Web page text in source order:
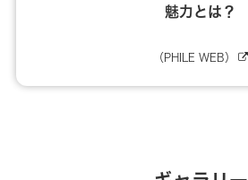
魅力とは？
（PHILE WEB）